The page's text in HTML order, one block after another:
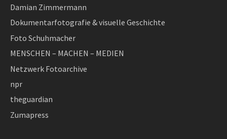
Damian Zimmermann
Dokumentarfotografie & visuelle Geschichte
Foto Schuhmacher
MENSCHEN – MACHEN – MEDIEN
Netzwerk Fotoarchive
npr
theguardian
Zumapress